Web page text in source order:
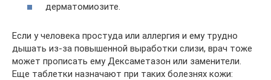
дерматомиозите.
Если у человека простуда или аллергия и ему трудно
дышать из-за повышенной выработки слизи, врач тоже
может прописать ему Дексаметазон или заменители.
Еще таблетки назначают при таких болезнях кожи: